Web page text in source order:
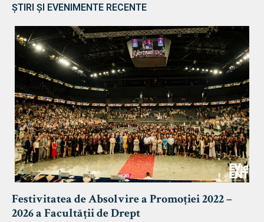
ȘTIRI ȘI EVENIMENTE RECENTE
Festivitatea de Absolvire a Promoției 2022 –
2026 a Facultății de Drept